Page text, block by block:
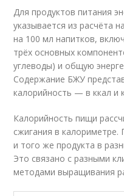
Для продуктов питания
указывается из расчёта
на 100 мл напитков,
трёх основных
углеводы) и общую
Содержание БЖУ
калорийность — в ккал и
Калорийность пищи
сжигания в калориметре.
и того же продукта в
Это связано с разными
методами выращивания